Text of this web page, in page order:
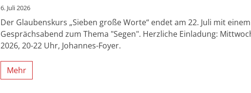
6. Juli 2026
Der Glaubenskurs „Sieben große Worte“ endet am 22. Juli mit einem
Gesprächsabend zum Thema "Segen". Herzliche Einladung:
2026, 20-22 Uhr, Johannes-Foyer.
Mehr